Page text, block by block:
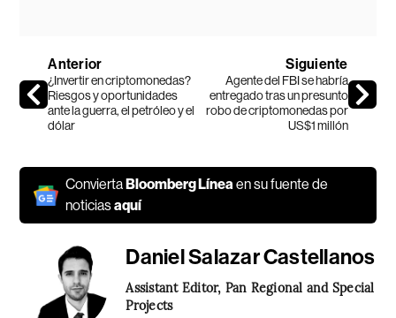
Anterior
¿Invertir en criptomonedas?
Riesgos y oportunidades
ante la guerra, el petróleo y el
dólar
Siguiente
Agente del FBI se habría
entregado tras un presunto
robo de criptomonedas por
US$1 millón
ConviertaBloomberg Líneaen su fuente de
noticiasaquí
Daniel Salazar Castellanos
Assistant Editor, Pan Regional and Special
Projects